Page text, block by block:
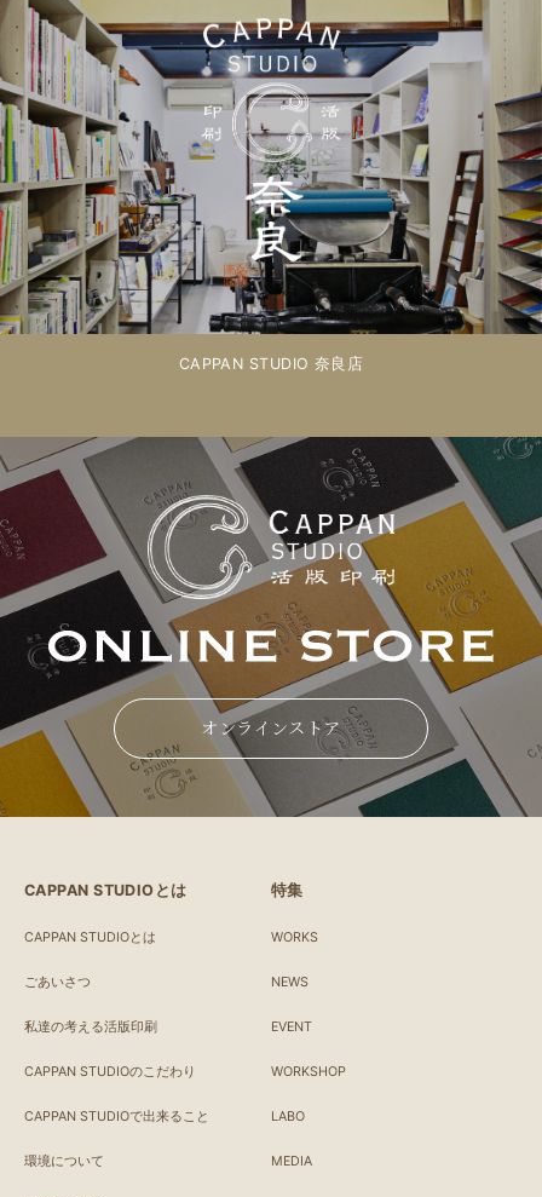
CAPPAN STUDIO 奈良店
オンラインストア
CAPPAN STUDIOとは
CAPPAN STUDIOとは
ごあいさつ
私達の考える活版印刷
CAPPAN STUDIOのこだわり
CAPPAN STUDIOで出来ること
環境について
特集
WORKS
NEWS
EVENT
WORKSHOP
LABO
MEDIA